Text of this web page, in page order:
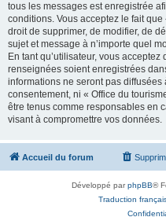
tous les messages est enregistrée
conditions. Vous acceptez le fait
droit de supprimer, de modifier, de
sujet et message à n’importe quel
En tant qu’utilisateur, vous
renseignées soient enregistrées
informations ne seront pas diffusées
consentement, ni « Office du
être tenus comme responsables en
visant à compromettre vos données.
Accueil du forum
Développé parphpBB®
Traduction